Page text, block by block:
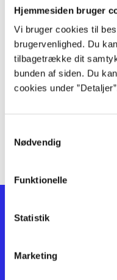
Hjemmesiden bruger
Vi bruger cookies til
brugervenlighed. Du
tilbagetrække dit
bunden af siden. Du
cookies under
Nødvendig
Funktionelle
Statistik
Marketing
lorem ipsum dolor sit
lorem ipsum dolor sit
lorem ipsum dolor sit
lorem ipsum dolor sit
lorem ipsum dolor sit
lorem ipsum dolor sit
lorem ipsum dolor sit